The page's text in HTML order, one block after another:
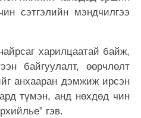
сэтгэлийн мэндчилгээ
харилцаатай байж,
байгуулалт, өөрчлөлт
анхааран дэмжиж ирсэн
түмэн, анд нөхдөд чин
гэв.